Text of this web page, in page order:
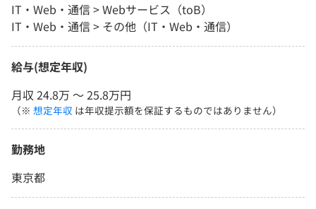
IT・Web・通信 > Webサービス（toB）
IT・Web・通信 > その他（IT・Web・通信）
給与(想定年収)
月収 24.8万 〜 25.8万円
（※ 想定年収 は年収提示額を保証するものではありません）
勤務地
東京都